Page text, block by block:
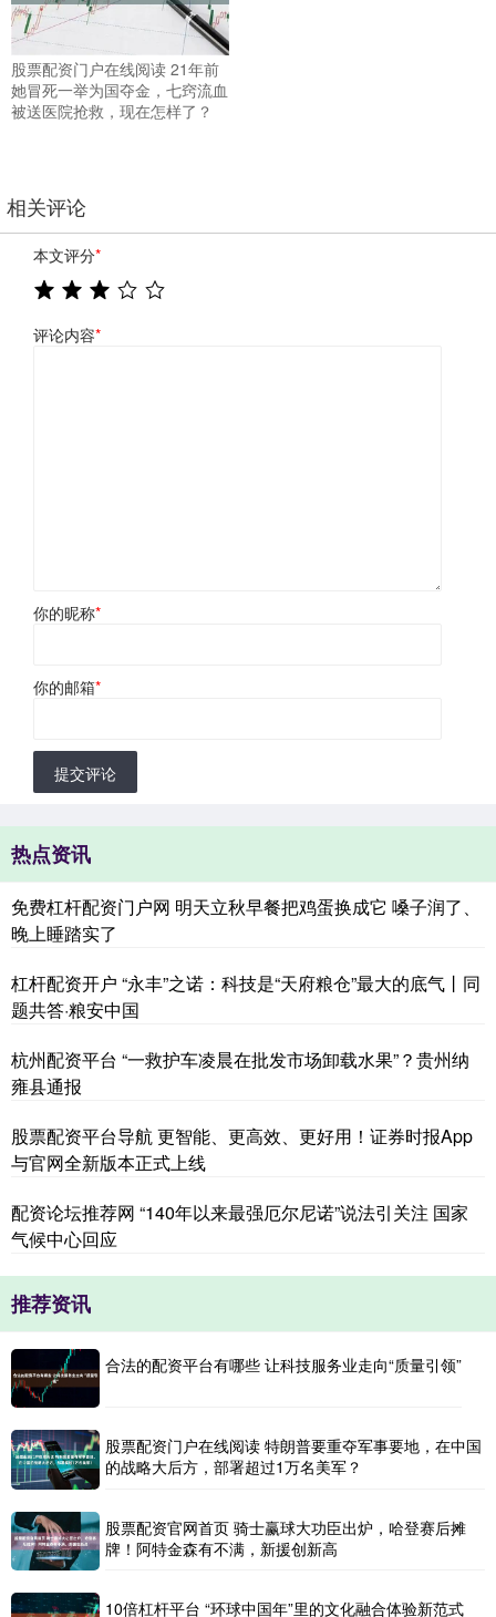
股票配资门户在线阅读 21年前
她冒死一举为国夺金，七窍流血
被送医院抢救，现在怎样了？
相关评论
本文评分*
评论内容*
你的昵称*
你的邮箱*
提交评论
热点资讯
免费杠杆配资门户网 明天立秋早餐把鸡蛋换成它 嗓子润了、
晚上睡踏实了
杠杆配资开户 “永丰”之诺：科技是“天府粮仓”最大的底气丨同
题共答·粮安中国
杭州配资平台 “一救护车凌晨在批发市场卸载水果”？贵州纳
雍县通报
股票配资平台导航 更智能、更高效、更好用！证券时报App
与官网全新版本正式上线
配资论坛推荐网 “140年以来最强厄尔尼诺”说法引关注 国家
气候中心回应
推荐资讯
合法的配资平台有哪些 让科技服务业走向“质量引领”
股票配资门户在线阅读 特朗普要重夺军事要地，在中国
的战略大后方，部署超过1万名美军？
股票配资官网首页 骑士赢球大功臣出炉，哈登赛后摊
牌！阿特金森有不满，新援创新高
10倍杠杆平台 “环球中国年”里的文化融合体验新范式